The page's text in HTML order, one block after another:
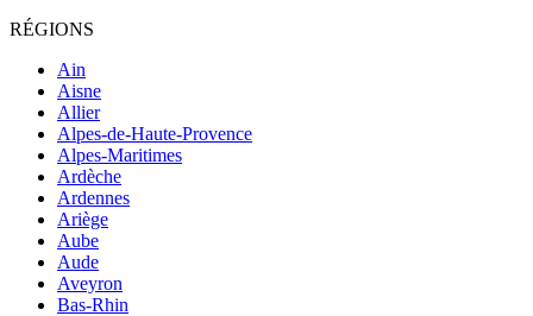
RÉGIONS
Ain
Aisne
Allier
Alpes-de-Haute-Provence
Alpes-Maritimes
Ardèche
Ardennes
Ariège
Aube
Aude
Aveyron
Bas-Rhin